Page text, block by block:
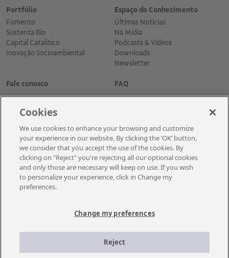
Portfólio
Fomento
Sustenta Bio
Capital Catalítico
Inovação Socioambiental
Espaço do Conhecimento
Últimas Notícias
Na Mídia
Podcasts & Vídeos
Downloads
Newsletter
Fale conosco FAQ
Cadastre-se para receber as novidades
empresa emprega aproximadamente cerca de 110 mil empregados, entre
próprios e terceiros permanentes.
Cookies
We use cookies to enhance your browsing and customize
your experience in our website. By clicking the ‘OK’ button,
we consider that you accept the use of the cookies. By
clicking on "Reject" you're rejecting all our optional cookies
and only those are necessary will keep on use. If you wish
to personalize your experience, click in Change my
preferences.
Change my preferences
Reject